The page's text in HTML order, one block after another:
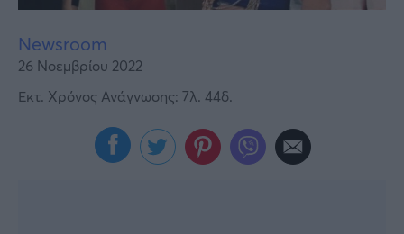
Newsroom
26 Νοεμβρίου 2022
Εκτ. Χρόνος Ανάγνωσης: 7λ. 44δ.